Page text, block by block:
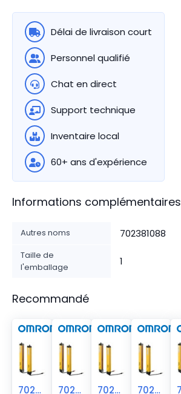
Délai de livraison court
Personnel qualifié
Chat en direct
Support technique
Inventaire local
60+ ans d'expérience
Informations complémentaires
Autres noms 702381088
Taille de
l'emballage
1
Recommandé
70238-1087 70238-1089 70238-1086 70238-1085